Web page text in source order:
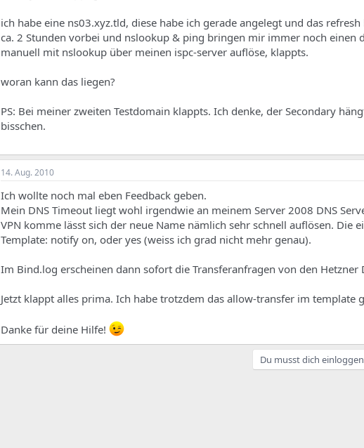
ich habe eine ns03.xyz.tld, diese habe ich gerade angelegt und das
ca. 2 Stunden vorbei und nslookup & ping bringen mir immer noch einen
manuell mit nslookup über meinen ispc-server auflöse, klappts.
woran kann das liegen?
PS: Bei meiner zweiten Testdomain klappts. Ich denke, der Secondary
bisschen.
14. Aug. 2010
Ich wollte noch mal eben Feedback geben.
Mein DNS Timeout liegt wohl irgendwie an meinem Server 2008 DNS
VPN komme lässt sich der neue Name nämlich sehr schnell auflösen. Die
Template: notify on, oder yes (weiss ich grad nicht mehr genau).
Im Bind.log erscheinen dann sofort die Transferanfragen von den Hetzner
Jetzt klappt alles prima. Ich habe trotzdem das allow-transfer im template
Danke für deine Hilfe!
Du musst dich